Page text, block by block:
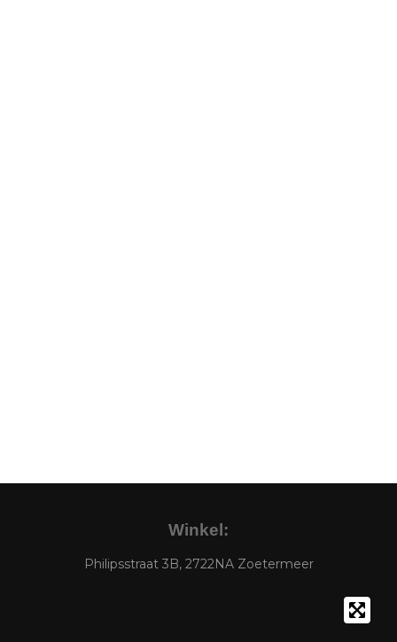
Winkel:
Philipsstraat 3B, 2722NA Zoetermeer